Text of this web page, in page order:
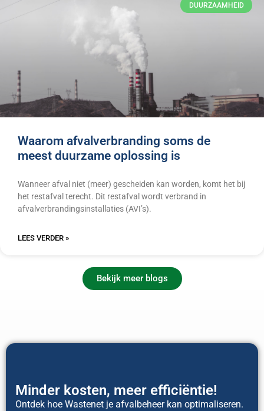
DUURZAAMHEID
Waarom afvalverbranding soms de
meest duurzame oplossing is
Wanneer afval niet (meer) gescheiden kan worden, komt het bij
het restafval terecht. Dit restafval wordt verbrand in
afvalverbrandingsinstallaties (AVI’s).
LEES VERDER »
Bekijk meer blogs
Minder kosten, meer efficiëntie!
Ontdek hoe Wastenet je afvalbeheer kan optimaliseren.